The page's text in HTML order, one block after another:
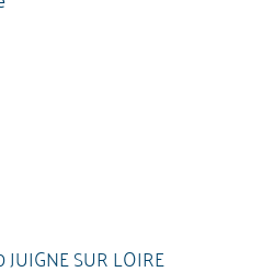
SUR LOIRE